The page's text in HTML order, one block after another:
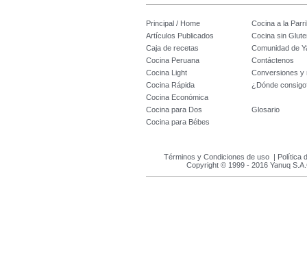
Principal / Home
Cocina a la
Artículos Publicados
Cocina sin
Caja de recetas
Comunidad de
Cocina Peruana
Contáctenos
Cocina Light
Conversiones y
Cocina Rápida
¿Dónde
Cocina Económica
Cocina para Dos
Glosario
Cocina para Bébes
Términos y Condiciones de uso| Política
Copyright © 1999 - 2016 Yanuq